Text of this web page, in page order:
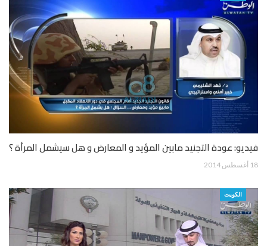
فيديو: عودة التجنيد مابين المؤيد و المعارض و هل سيشمل المرأة ؟
18 أغسطس 2014
الكويت